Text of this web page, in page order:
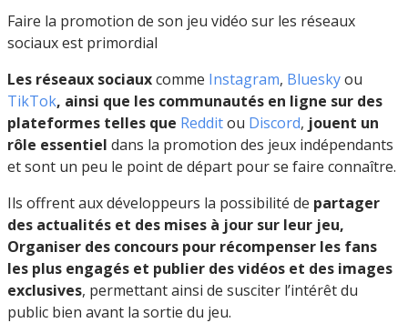
Faire la promotion de son jeu vidéo sur les réseaux
sociaux est primordial
Les réseaux sociauxcomme Instagram, Blueskyou
TikTok, ainsi que les communautés en ligne sur des
plateformes telles que Redditou Discord, jouent un
rôle essentiel dans la promotion des jeux indépendants
et sont un peu le point de départ pour se faire connaître.
Ils offrent aux développeurs la possibilité de partager
des actualités et des mises à jour sur leur jeu,
Organiser des concours pour récompenser les fans
les plus engagés et publier des vidéos et des images
exclusives, permettant ainsi de susciter l’intérêt du
public bien avant la sortie du jeu.